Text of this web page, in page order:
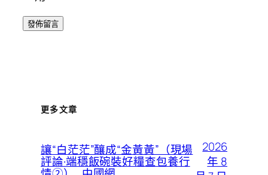
更多文章
讓“白茫茫”釀成“金黃黃”（現場
評論·端穩飯碗裝好糧查包養行
2026
年 8